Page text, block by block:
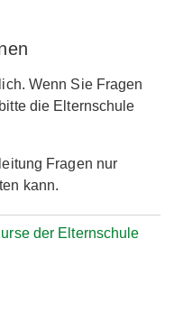
Wenn Sie Fragen
die Elternschule
Fragen nur
kann.
der Elternschule